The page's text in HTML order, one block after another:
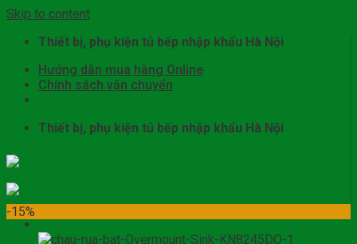
Skip to content
Thiết bị, phụ kiện tủ bếp nhập khẩu Hà Nội
Hướng dẫn mua hàng Online
Chính sách vận chuyển
Thiết bị, phụ kiện tủ bếp nhập khẩu Hà Nội
-15%